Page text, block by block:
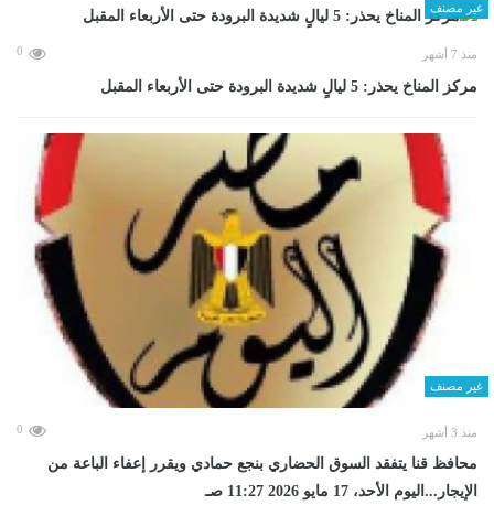
غير مصنف
منذ 7 أشهر 0
مركز المناخ يحذر: 5 ليالٍ شديدة البرودة حتى الأربعاء المقبل
غير مصنف
منذ 3 أشهر 0
محافظ قنا يتفقد السوق الحضاري بنجع حمادي ويقرر إعفاء الباعة من
الإيجار...اليوم الأحد، 17 مايو 2026 11:27 صـ